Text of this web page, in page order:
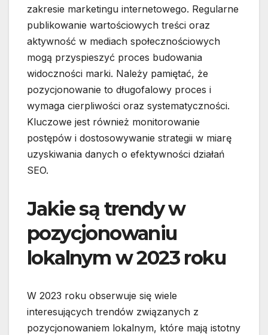
zakresie marketingu internetowego. Regularne
publikowanie wartościowych treści oraz
aktywność w mediach społecznościowych
mogą przyspieszyć proces budowania
widoczności marki. Należy pamiętać, że
pozycjonowanie to długofalowy proces i
wymaga cierpliwości oraz systematyczności.
Kluczowe jest również monitorowanie
postępów i dostosowywanie strategii w miarę
uzyskiwania danych o efektywności działań
SEO.
Jakie są trendy w
pozycjonowaniu
lokalnym w 2023 roku
W 2023 roku obserwuje się wiele
interesujących trendów związanych z
pozycjonowaniem lokalnym, które mają istotny